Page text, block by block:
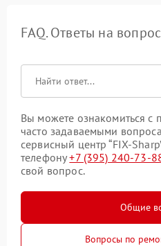
FAQ. Ответы на
Вы можете ознакомиться
часто задаваемыми
сервисный центр “FIX-
телефону+7 (395) 240-73-
свой вопрос.
Общие
Вопросы по